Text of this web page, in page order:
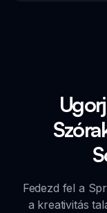
Fedezd fel a
a kreativitás